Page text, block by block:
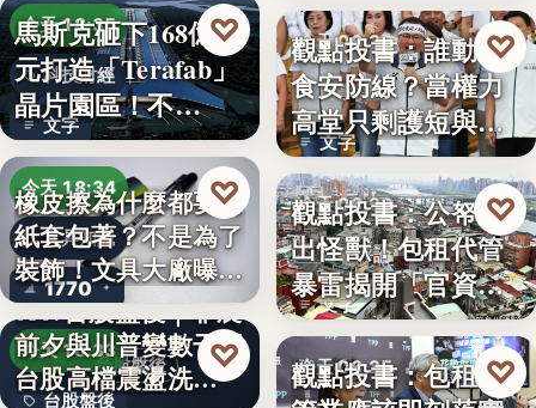
今天 18:35
科技財經
文字
馬斯克砸下168億美
元打造「Terafab」
晶片園區！不…
♡
今天 18:34
文具知識
1770
橡皮擦為什麼都要用
紙套包著？不是為了
裝飾！文具大廠曝重
要…
♡
台股盤後
今天 18:33
台股盤後
0807台股盤後｜非農
前夕與川普變數干擾
台股高檔震盪洗…
♡
今天 06:30
時事評論
文字
觀點投書：誰動了
食安防線？當權力
高堂只剩護短與卸
責
♡
今天 06:30
時事評論
文字
觀點投書：公帑養
出怪獸！包租代管
暴雷揭開「官資共
生」的制…
♡
今天 06:25
觀點投書：包租代
♡